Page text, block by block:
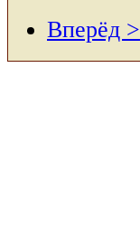
Вперёд >